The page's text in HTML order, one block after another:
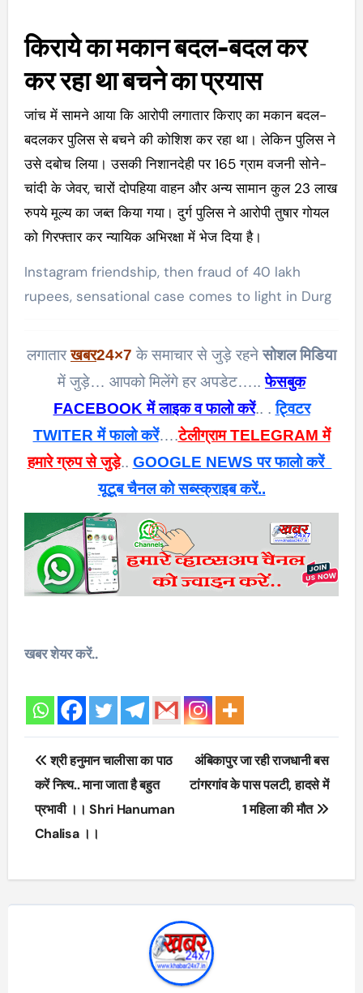
किराये का मकान बदल-बदल कर
कर रहा था बचने का प्रयास
जांच में सामने आया कि आरोपी लगातार किराए का मकान बदल-
बदलकर पुलिस से बचने की कोशिश कर रहा था। लेकिन पुलिस ने
उसे दबोच लिया। उसकी निशानदेही पर 165 ग्राम वजनी सोने-
चांदी के जेवर, चारों दोपहिया वाहन और अन्य सामान कुल 23 लाख
रुपये मूल्य का जब्त किया गया।दुर्ग पुलिस ने आरोपी तुषार गोयल
को गिरफ्तार कर न्यायिक अभिरक्षा में भेज दिया है।
Instagram friendship, then fraud of 40 lakh
rupees, sensational case comes to light in Durg
लगातारखबर24×7 के समाचार से जुड़े रहनेसोशल मिडिया
में जुड़े… आपको मिलेंगे हर अपडेट…..फेसबुक
FACEBOOK में लाइक व फालो करें.. .ट्विटर
TWITER में फालो करें….टेलीग्राम TELEGRAM में
हमारे ग्रुप से जुड़े.. GOOGLE NEWS पर फालो करें
यूटूब चैनल को सब्स्क्राइब करें..
खबर शेयर करें..
Post
navigation
श्री हनुमान चालीसा का पाठ
करें नित्य.. माना जाता है बहुत
प्रभावी ।। Shri Hanuman
Chalisa ।।
अंबिकापुर जा रही राजधानी बस
टांगरगांव के पास पलटी, हादसे में
1 महिला की मौत